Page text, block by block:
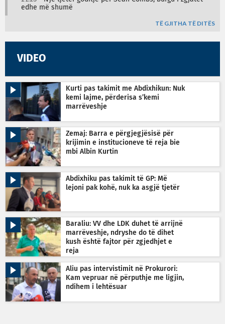
edhe më shumë
TË GJITHA TË DITËS
VIDEO
Kurti pas takimit me Abdixhikun: Nuk
kemi lajme, përderisa s’kemi
marrëveshje
Zemaj: Barra e përgjegjësisë për
krijimin e institucioneve të reja bie
mbi Albin Kurtin
Abdixhiku pas takimit të GP: Më
lejoni pak kohë, nuk ka asgjë tjetër
Baraliu: VV dhe LDK duhet të arrijnë
marrëveshje, ndryshe do të dihet
kush është fajtor për zgjedhjet e
reja
Aliu pas intervistimit në Prokurori:
Kam vepruar në përputhje me ligjin,
ndihem i lehtësuar